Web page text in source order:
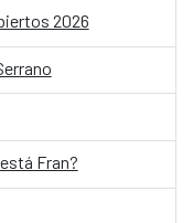
2026
Fran?